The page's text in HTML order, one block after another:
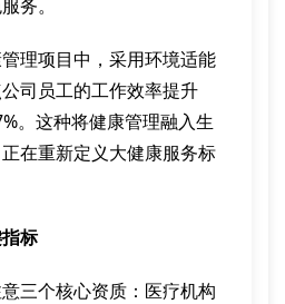
务。
理项目中，采用环境适能
司员工的工作效率提升
。这种将健康管理融入生
在重新定义大健康服务标
标
三个核心资质：医疗机构